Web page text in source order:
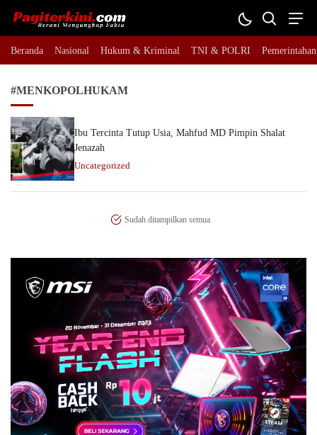
Pagiterkini.com
Berani Mengungkap Fakta
Beranda Nasional Hukum & Kriminal TNI & POLRI Pemerintahan
#MENKOPOLHUKAM
Ibu Tercinta Tutup Usia, Mahfud MD Pimpin Shalat
Jenazah
Uncategorized
Sudah ditampilkan semua